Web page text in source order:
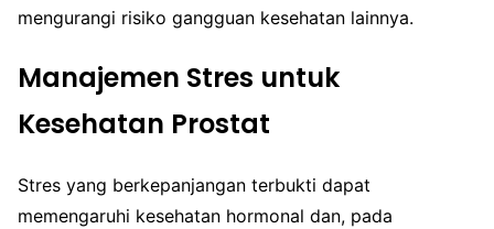
mengurangi risiko gangguan kesehatan lainnya.
Manajemen Stres untuk
Kesehatan Prostat
Stres yang berkepanjangan terbukti dapat
memengaruhi kesehatan hormonal dan, pada